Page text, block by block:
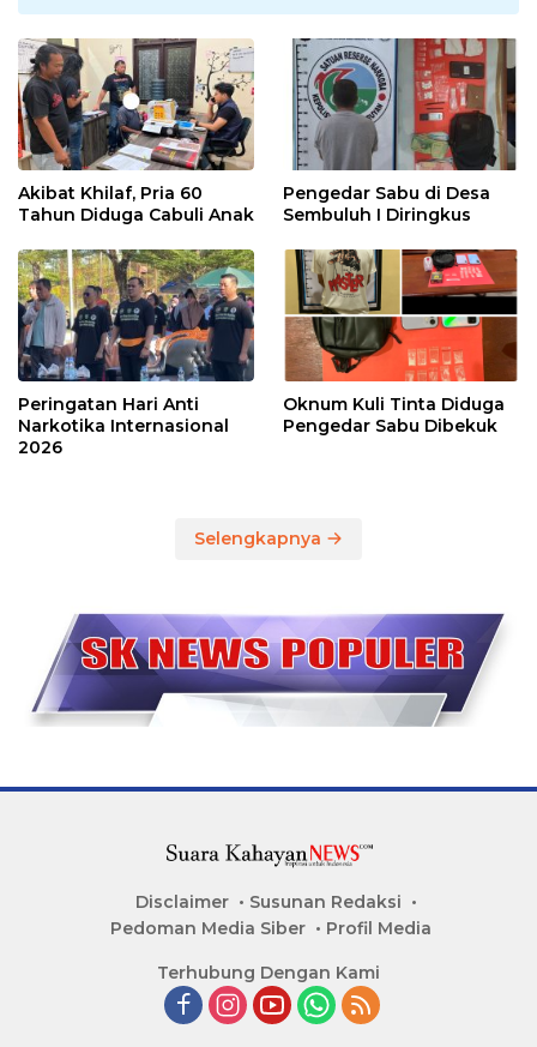
Akibat Khilaf, Pria 60
Tahun Diduga Cabuli Anak
Pengedar Sabu di Desa
Sembuluh I Diringkus
Peringatan Hari Anti
Narkotika Internasional
2026
Oknum Kuli Tinta Diduga
Pengedar Sabu Dibekuk
Selengkapnya
Disclaimer
Susunan Redaksi
Pedoman Media Siber
Profil Media
Terhubung Dengan Kami